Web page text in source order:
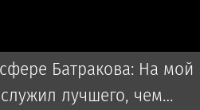
Батракова: На мой
лучшего, чем